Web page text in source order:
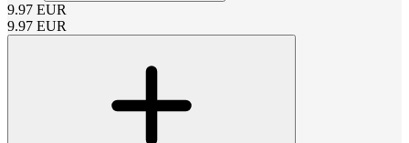
9.97 EUR
9.97 EUR